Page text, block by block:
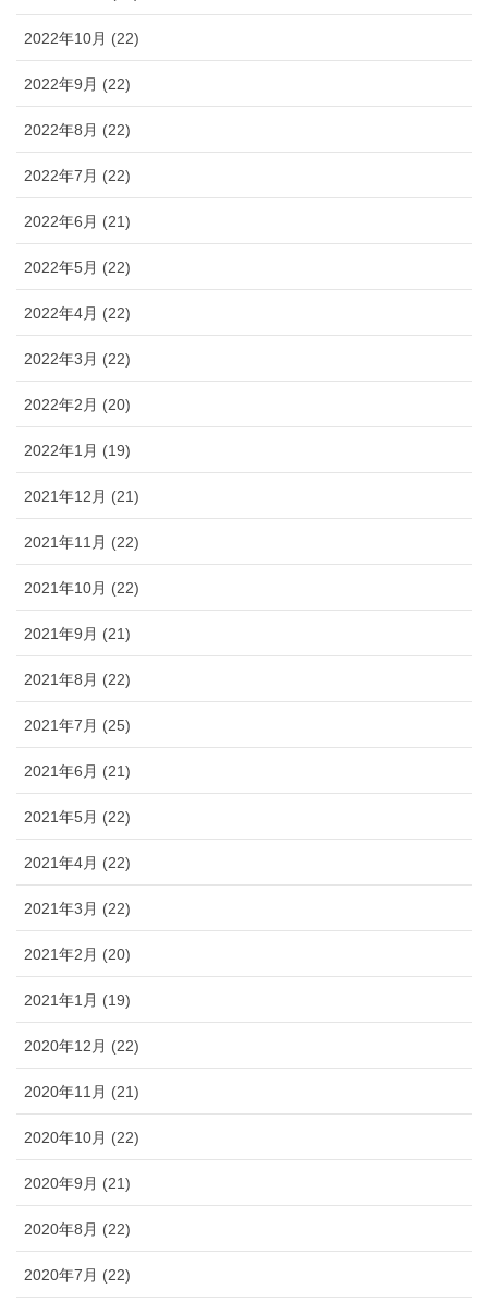
2022年10月 (22)
2022年9月 (22)
2022年8月 (22)
2022年7月 (22)
2022年6月 (21)
2022年5月 (22)
2022年4月 (22)
2022年3月 (22)
2022年2月 (20)
2022年1月 (19)
2021年12月 (21)
2021年11月 (22)
2021年10月 (22)
2021年9月 (21)
2021年8月 (22)
2021年7月 (25)
2021年6月 (21)
2021年5月 (22)
2021年4月 (22)
2021年3月 (22)
2021年2月 (20)
2021年1月 (19)
2020年12月 (22)
2020年11月 (21)
2020年10月 (22)
2020年9月 (21)
2020年8月 (22)
2020年7月 (22)